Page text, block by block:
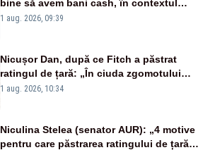
bine să avem bani cash, în contextul
alertei energetice?
1 aug. 2026, 09:39
Nicușor Dan, după ce Fitch a păstrat
ratingul de țară: „În ciuda zgomotului
politic, România funcționează”
1 aug. 2026, 10:34
Niculina Stelea (senator AUR): „4 motive
pentru care păstrarea ratingului de țară